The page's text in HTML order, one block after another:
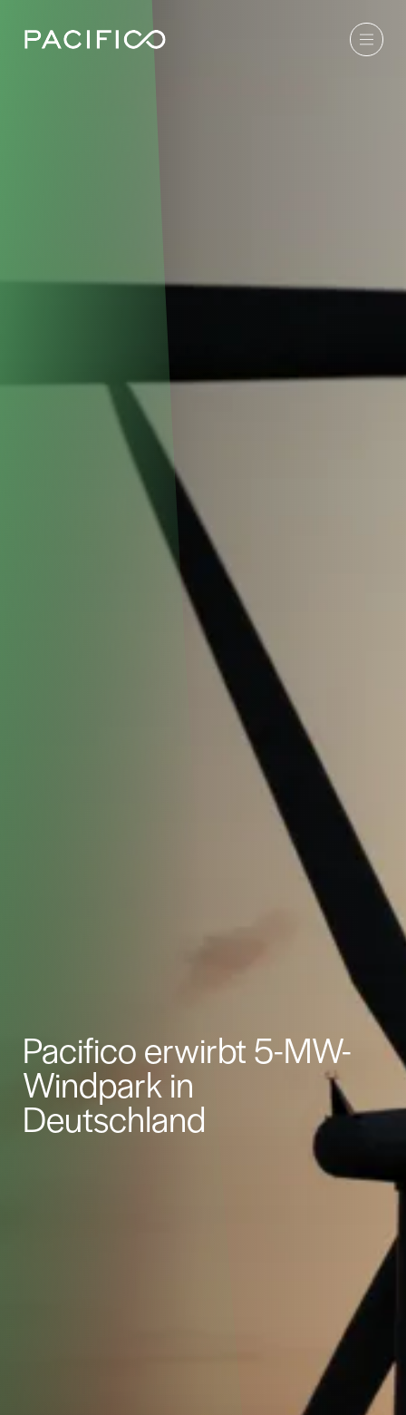
Pacifico erwirbt 5-MW-
Windpark in
Deutschland